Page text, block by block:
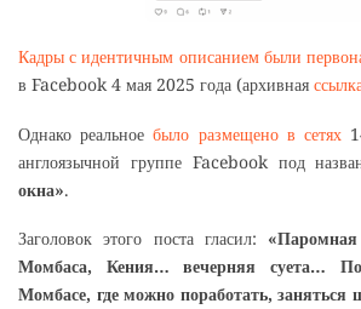
Кадры с идентичным описанием были
в Facebook 4 мая 2025 года (архивная
Однако реальноебыло размещено в сетях
англоязычной группе Facebook под
окна».
Заголовок этого поста гласил:
Момбаса, Кения… вечерняя суета…
Момбасе, где можно поработать, заняться